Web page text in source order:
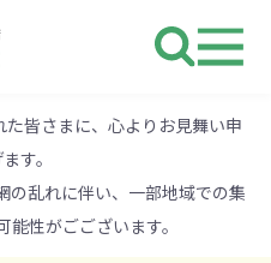
皆さまに、心よりお見舞い申
す。
の乱れに伴い、一部地域での集
性がごございます。